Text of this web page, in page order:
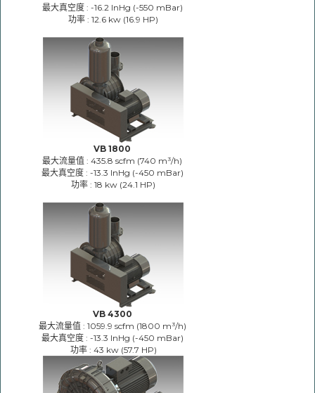
最大真空度 : -16.2 InHg (-550 mBar)
功率 : 12.6 kw (16.9 HP)
VB 1800
最大流量值 : 435.8 scfm (740 m³/h)
最大真空度 : -13.3 InHg (-450 mBar)
功率 : 18 kw (24.1 HP)
VB 4300
最大流量值 : 1059.9 scfm (1800 m³/h)
最大真空度 : -13.3 InHg (-450 mBar)
功率 : 43 kw (57.7 HP)